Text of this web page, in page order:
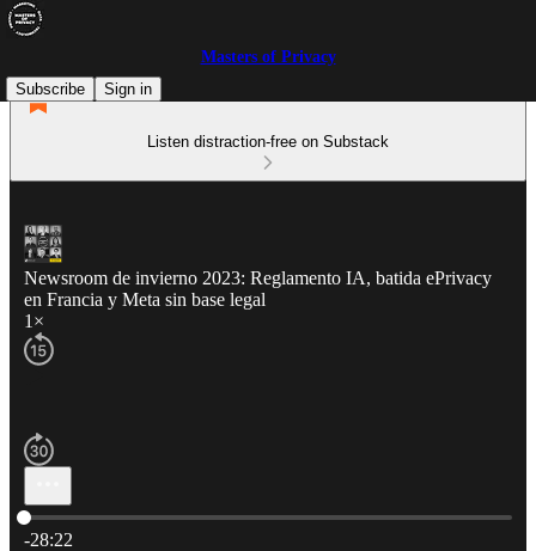
Masters of Privacy
Subscribe
Sign in
Listen distraction-free on Substack
Newsroom de invierno 2023: Reglamento IA, batida ePrivacy
en Francia y Meta sin base legal
1×
Current time: 0:00 / Total time: -28:22
-28:22